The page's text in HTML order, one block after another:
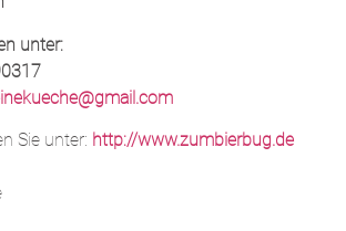
unter:
Sie unter: http://www.zumbierbug.de